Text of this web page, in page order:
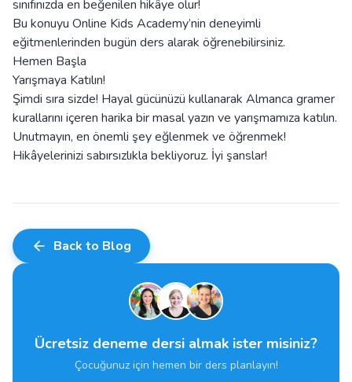
sınıfınızda en beğenilen hikâye olur!
Bu konuyu Online Kids Academy’nin deneyimli
eğitmenlerinden bugün ders alarak öğrenebilirsiniz.
Hemen Başla
Yarışmaya Katılın!
Şimdi sıra sizde! Hayal gücünüzü kullanarak Almanca gramer
kurallarını içeren harika bir masal yazın ve yarışmamıza katılın.
Unutmayın, en önemli şey eğlenmek ve öğrenmek!
Hikâyelerinizi sabırsızlıkla bekliyoruz. İyi şanslar!
Back to Blog
Ücretsiz deneme dersi almak ister misiniz?
Çocuğunuz için hemen bir ders planlayın!